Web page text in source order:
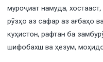
муроҷиат намуда,
рӯзҳо аз сафар аз ағбаҳо
куҳистон, рафтан ба
шифобахш ва ҳезум,